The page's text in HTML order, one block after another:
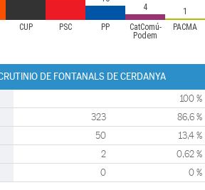
CUP PSC PP
CatComú-
Podem
PACMA
4
1
DE FONTANALS DE CERDANYA
100 %
323 86,6 %
50 13,4 %
2 0,62 %
0 0 %